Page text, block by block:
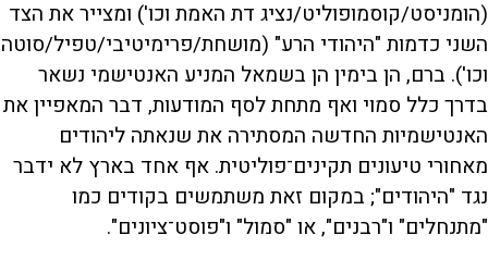
(הומניסט/קוסמופוליט/נציג דת האמת וכו') ומצייר את הצד
השני כדמות "היהודי הרע" (מושחת/פרימיטיבי/טפיל/סוטה
וכו'). ברם, הן בימין הן בשמאל המניע האנטישמי נשאר
בדרך כלל סמוי ואף מתחת לסף המודעות, דבר המאפיין את
האנטישמיות החדשה המסתירה את שנאתה ליהודים
מאחורי טיעונים תקינים־פוליטית. אף אחד בארץ לא ידבר
נגד "היהודים"; במקום זאת משתמשים בקודים כמו
"מתנחלים" ו"רבנים", או "סמול" ו"פוסט־ציונים".